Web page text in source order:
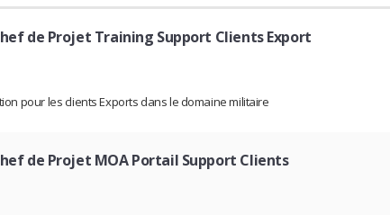
de Projet Training Support Clients Export
pour les clients Exports dans le domaine militaire
de Projet MOA Portail Support Clients